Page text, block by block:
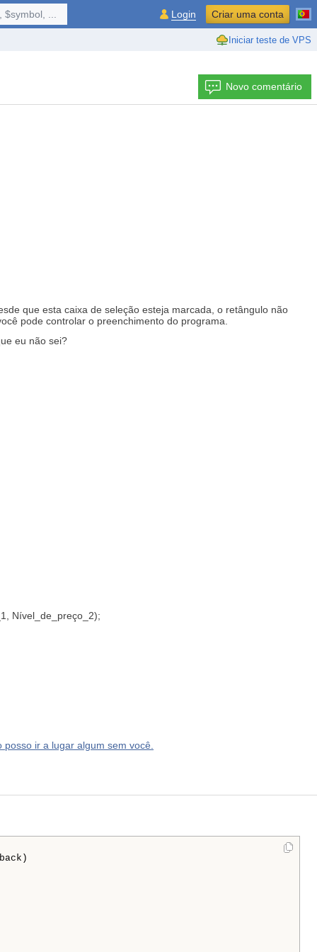
Iniciar teste de VPS
... Login Criar uma conta
Novo comentário
que esta caixa de seleção esteja marcada, o retângulo não
pode controlar o preenchimento do programa.
eu não sei?
Nível_de_preço_2);
ir a lugar algum sem você.